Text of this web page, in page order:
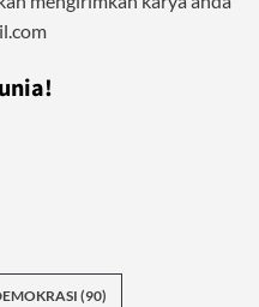
(90)